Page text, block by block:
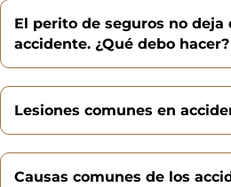
El perito de seguros no
accidente. ¿Qué debo hacer?
Lesiones comunes en
Causas comunes de los